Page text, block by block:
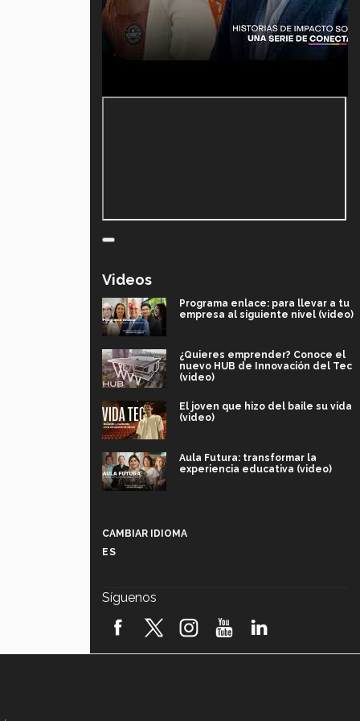
Videos
Programa enlace: para llevar a tu
empresa al siguiente nivel (video)
¿Quieres emprender? Conoce el
nuevo HUB de Innovación del Tec
(video)
El joven que hizo del baile su vida
(video)
Aula Futura: transformar la
experiencia educativa (video)
robótica FIRST 2026! (video)
CAMBIAR IDIOMA
ES
Síguenos